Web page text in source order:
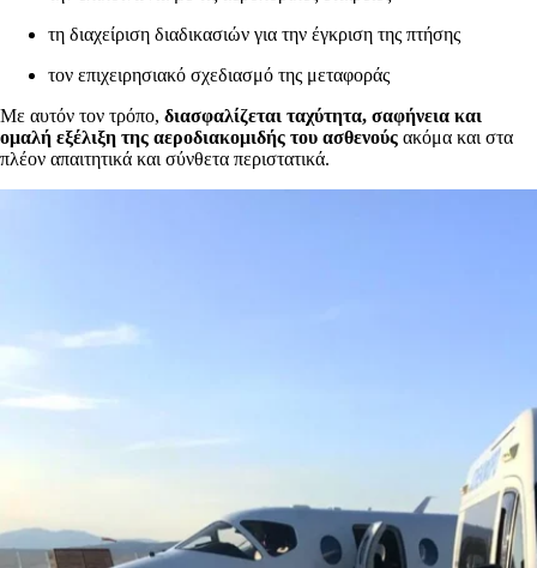
τη διαχείριση διαδικασιών για την έγκριση της πτήσης
τον επιχειρησιακό σχεδιασμό της μεταφοράς
Με αυτόν τον τρόπο, διασφαλίζεται ταχύτητα, σαφήνεια και
ομαλή εξέλιξη της αεροδιακομιδής του ασθενούς ακόμα και στα
πλέον απαιτητικά και σύνθετα περιστατικά.